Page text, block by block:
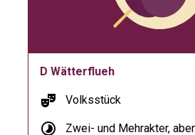
D Wätterflueh
theater_comedy Volksstück
timelapse Zwei- und Mehrakter,